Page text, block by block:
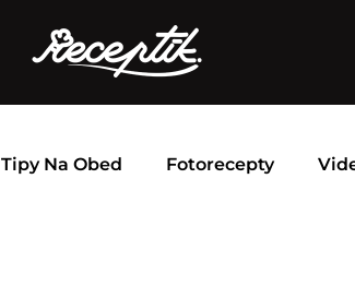
Tipy Na Obed Fotorecepty